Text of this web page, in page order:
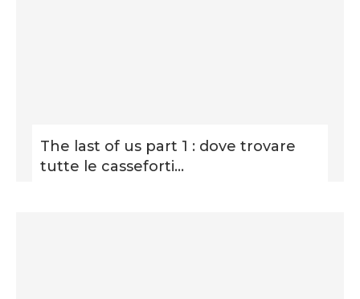
The last of us part 1 : dove trovare
tutte le casseforti...